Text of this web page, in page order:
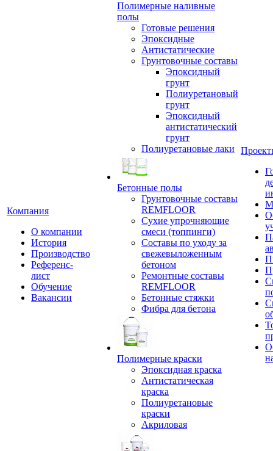
Компания
О компании
История
Производство
Референс-
лист
Обучение
Вакансии
Полимерные наливные
полы
Готовые решения
Эпоксидные
Антистатические
Грунтовочные составы
Эпоксидный
грунт
Полиуретановый
грунт
Эпоксидный
антистатический
грунт
Полиуретановые лаки
Бетонные полы
Грунтовочные составы
REMFLOOR
Сухие упрочняющие
смеси (топпинги)
Составы по уходу за
свежевыложенным
бетоном
Ремонтные составы
REMFLOOR
Бетонные стяжки
Фибра для бетона
Полимерные краски
Эпоксидная краска
Антистатическая
краска
Полиуретановые
краски
Акриловая